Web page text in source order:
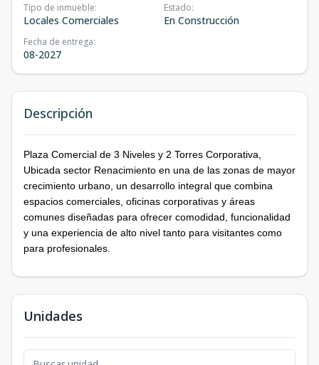
Tipo de inmueble:
Locales Comerciales
Estado:
En Construcción
Fecha de entrega:
08-2027
Descripción
Plaza Comercial de 3 Niveles y 2 Torres Corporativa,
Ubicada sector Renacimiento en una de las zonas de mayor
crecimiento urbano, un desarrollo integral que combina
espacios comerciales, oficinas corporativas y áreas
comunes diseñadas para ofrecer comodidad, funcionalidad
y una experiencia de alto nivel tanto para visitantes como
para profesionales.
Unidades